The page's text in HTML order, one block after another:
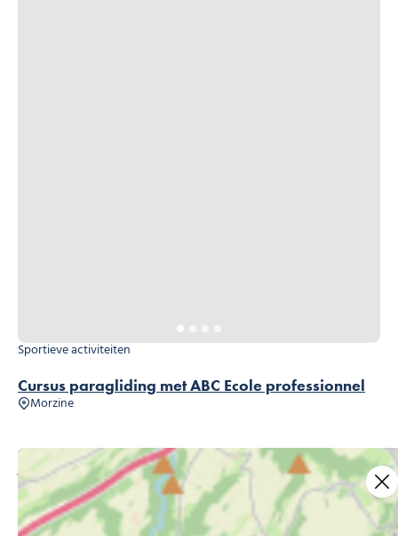
Cursus paragliding met ABC Ecole professionnel
Sportieve activiteiten
Morzine
JE BENT MISSCHIEN
GEÏNTERESSEERD IN…